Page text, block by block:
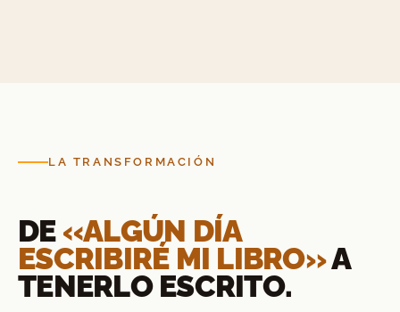
LA TRANSFORMACIÓN
DE «ALGÚN DÍA
ESCRIBIRÉ MI LIBRO»A
TENERLO ESCRITO.